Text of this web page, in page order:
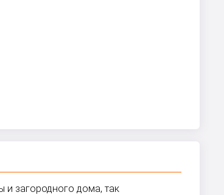
и загородного дома, так